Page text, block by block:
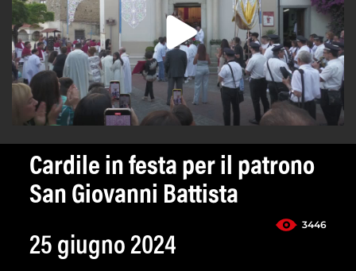
Cardile in festa per il patrono
San Giovanni Battista
3446
25 giugno 2024